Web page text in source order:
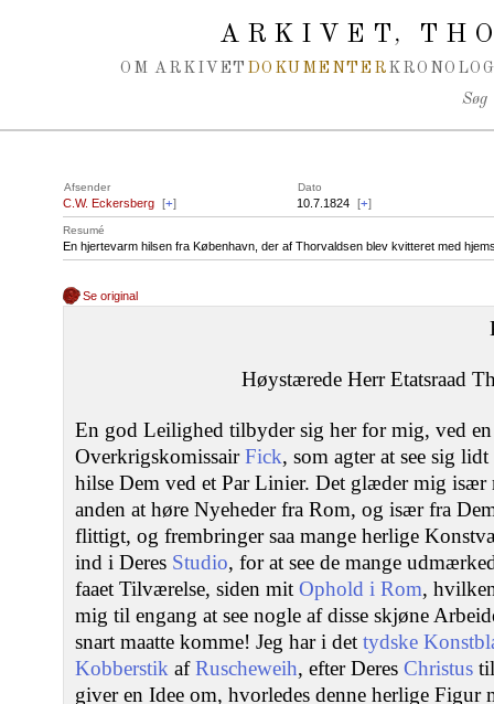
ARKIVET,
OM ARKIVET DOKUMENTER
Søg
Afsender Dato
C.W. Eckersberg [+] 10.7.1824 [+]
Resumé
En hjertevarm hilsen fra København, der af Thorvaldsen blev kvitteret med
Se original
Høystærede Herr Etatsraad
En god Leilighed tilbyder sig her for mig, ved
OverkrigskomissairFick, som agter at see sig
hilse Dem ved et Par Linier. Det glæder mig især
anden at høre Nyeheder fra Rom, og især fra
flittigt, og frembringer saa mange herlige
ind i Deres Studio, for at see de mange
faaet Tilværelse, siden mit Ophold i Rom,
mig til engang at see nogle af disse skjøne
snart maatte komme! Jeg har i det tydske
Kobberstik afRuscheweih, efter Deres Christus
giver en Idee om, hvorledes denne herlige Figur